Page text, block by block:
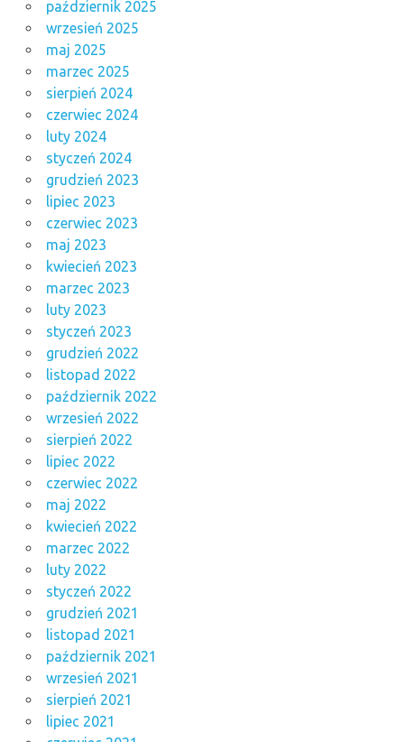
październik 2025
wrzesień 2025
maj 2025
marzec 2025
sierpień 2024
czerwiec 2024
luty 2024
styczeń 2024
grudzień 2023
lipiec 2023
czerwiec 2023
maj 2023
kwiecień 2023
marzec 2023
luty 2023
styczeń 2023
grudzień 2022
listopad 2022
październik 2022
wrzesień 2022
sierpień 2022
lipiec 2022
czerwiec 2022
maj 2022
kwiecień 2022
marzec 2022
luty 2022
styczeń 2022
grudzień 2021
listopad 2021
październik 2021
wrzesień 2021
sierpień 2021
lipiec 2021